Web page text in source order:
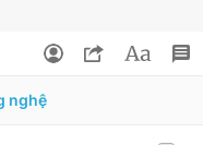
nghệ